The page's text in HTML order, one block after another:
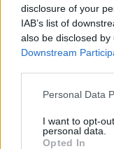
disclosure of your
IAB’s list of
also be disclosed
Downstream
Personal Data
I want to opt-
personal data.
Opted In
21/09/2006
I
Compostela:
15/09/2006